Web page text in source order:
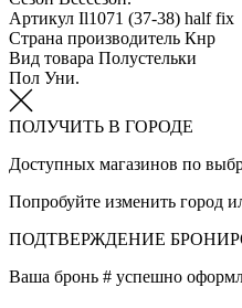
Артикул Il1071 (37-38) half fix
Страна производитель Кнр
Вид товара Полустельки
Пол Уни.
ПОЛУЧИТЬ В ГОРОДЕ
Доступных магазинов по
Попробуйте изменить город
ПОДТВЕРЖДЕНИЕ
Ваша бронь # успешно